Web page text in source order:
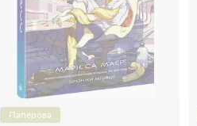
Паперова